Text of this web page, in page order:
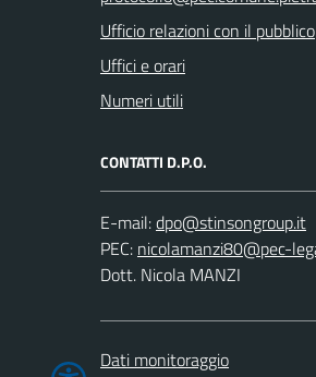
Ufficio relazioni con il pubblico
Uffici e orari
Numeri utili
CONTATTI D.P.O.
E-mail:
PEC:
Dott. Nicola MANZI
Dati monitoraggio